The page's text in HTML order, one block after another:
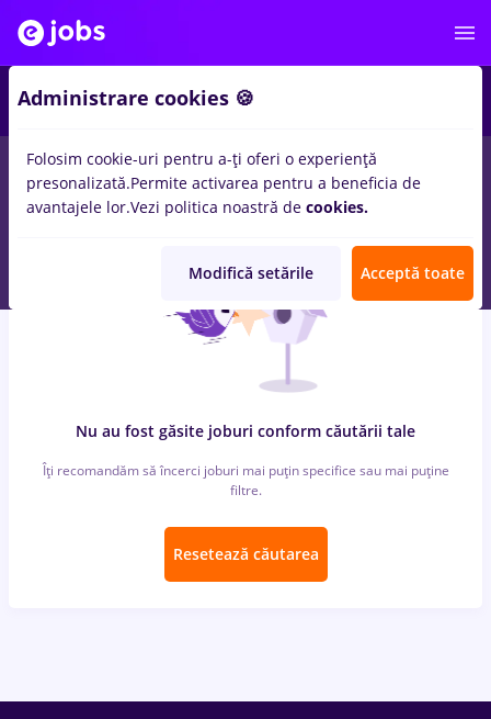
locuri de muncabat, Full timeinIasi (Iasi)pentru
Entry-Level (< 2 ani)inConstructii / Instalatii
Nu au fost găsite joburi conform căutării tale
Îți recomandăm să încerci joburi mai puțin specifice sau mai puține
filtre.
Resetează căutarea
Administrare cookies 🍪
Folosim cookie-uri pentru a-ți oferi o experiență
presonalizată.Permite activarea pentru a beneficia de
avantajele lor.Vezi politica noastră de cookies.
Modifică setările Acceptă toate